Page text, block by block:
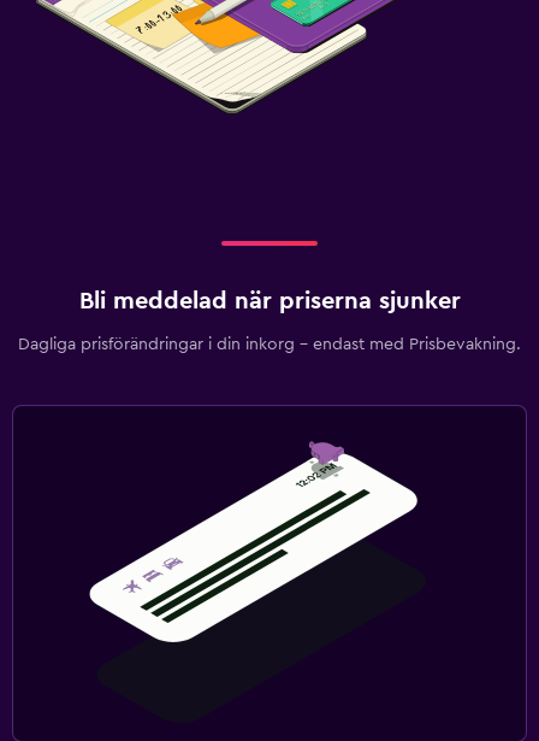
Bli meddelad när priserna sjunker
Dagliga prisförändringar i din inkorg – endast med Prisbevakning.